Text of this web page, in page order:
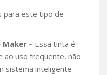
para este tipo de
– Essa tinta é
ao uso frequente, não
sistema inteligente